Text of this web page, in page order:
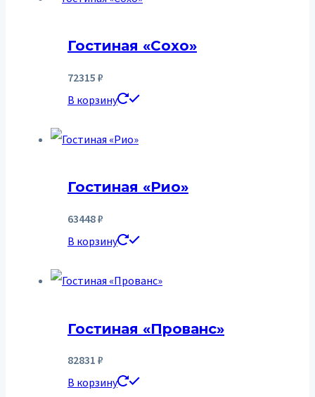
Гостиная «Сохо»
72315 ₽
В корзину
Гостиная «Рио»
63448₽
В корзину
Гостиная «Прованс»
82831 ₽
В корзину